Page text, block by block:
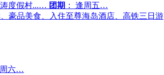
涛度假村...… 团期 ： 逢周五…
豪品美食、入住至尊海岛酒店、高铁三日游
周六…